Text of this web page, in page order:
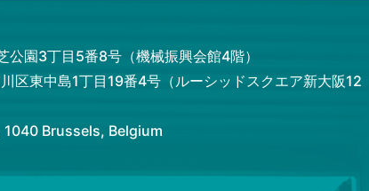
園3丁目5番8号（機械振興会館4階）
東中島1丁目19番4号（ルーシッドスクエア新大阪12
1040 Brussels, Belgium